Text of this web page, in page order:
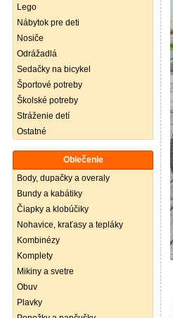
Lego
Nábytok pre deti
Nosiče
Odrážadlá
Sedačky na bicykel
Športové potreby
Školské potreby
Stráženie detí
Ostatné
Oblečenie
Body, dupačky a overaly
Bundy a kabátiky
Čiapky a klobúčiky
Nohavice, kraťasy a tepláky
Kombinézy
Komplety
Mikiny a svetre
Obuv
Plavky